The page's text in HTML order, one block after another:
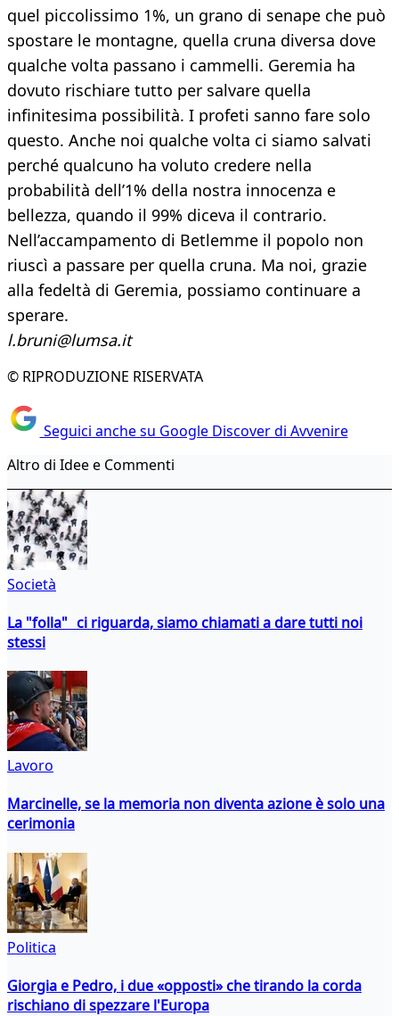
quel piccolissimo 1%, un grano di senape che può
spostare le montagne, quella cruna diversa dove
qualche volta passano i cammelli. Geremia ha
dovuto rischiare tutto per salvare quella
infinitesima possibilità. I profeti sanno fare solo
questo. Anche noi qualche volta ci siamo salvati
perché qualcuno ha voluto credere nella
probabilità dell’1% della nostra innocenza e
bellezza, quando il 99% diceva il contrario.
Nell’accampamento di Betlemme il popolo non
riuscì a passare per quella cruna. Ma noi, grazie
alla fedeltà di Geremia, possiamo continuare a
sperare.
l.bruni@lumsa.it
© RIPRODUZIONE RISERVATA
Seguici anche su Google Discover di Avvenire
Altro di Idee e Commenti
Società
La "folla" ci riguarda, siamo chiamati a dare tutti noi
stessi
Lavoro
Marcinelle, se la memoria non diventa azione è solo una
cerimonia
Politica
Giorgia e Pedro, i due «opposti» che tirando la corda
rischiano di spezzare l'Europa